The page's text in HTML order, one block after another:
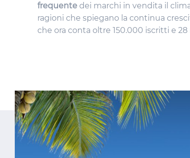
frequente dei marchi in vendita il
ragioni che spiegano la continua
che ora conta oltre 150.000 iscritti e